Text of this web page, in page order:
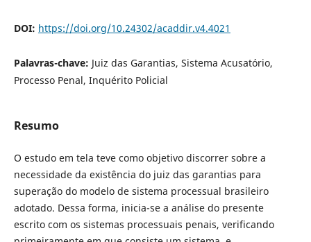
DOI: https://doi.org/10.24302/acaddir.v4.4021
Palavras-chave: Juiz das Garantias, Sistema Acusatório,
Processo Penal, Inquérito Policial
Resumo
O estudo em tela teve como objetivo discorrer sobre a
necessidade da existência do juiz das garantias para
superação do modelo de sistema processual brasileiro
adotado. Dessa forma, inicia-se a análise do presente
escrito com os sistemas processuais penais, verificando